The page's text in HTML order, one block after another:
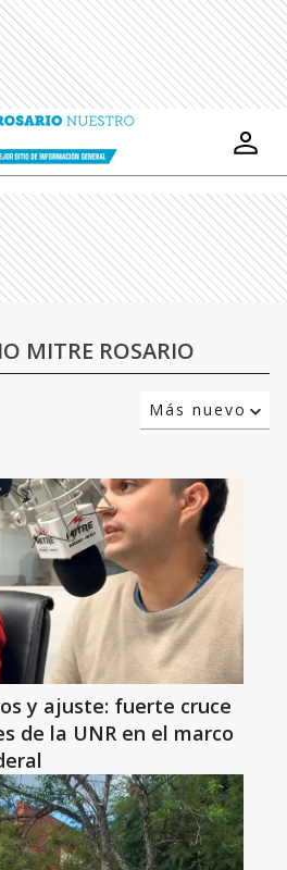
MITRE ROSARIO
Más nuevo
y ajuste: fuerte cruce
de la UNR en el marco